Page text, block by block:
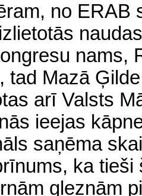
no ERAB
nams,
tad Mazā
arī Valsts
ieejas
saņēma
ka tieši
gleznām